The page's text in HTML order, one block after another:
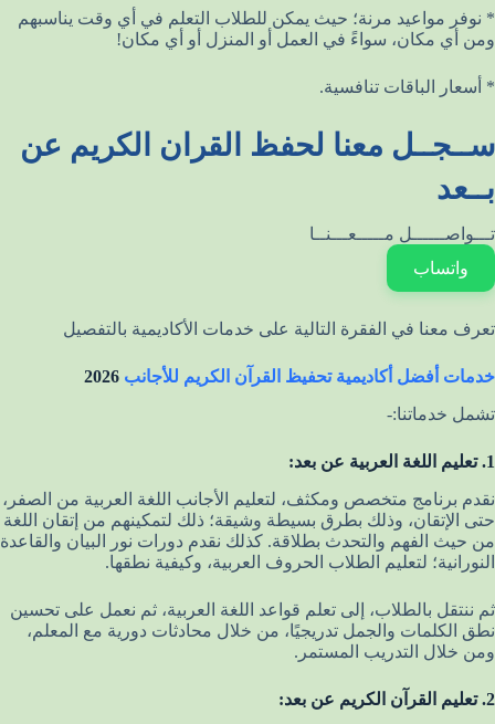
* نوفر مواعيد مرنة؛ حيث يمكن للطلاب التعلم في أي وقت يناسبهم
ومن أي مكان، سواءً في العمل أو المنزل أو أي مكان!
* أسعار الباقات تنافسية.
ســجــل معنا لحفظ القران الكريم عن
بــعد
تـــواصــــــل مـــــعـــنــا
واتساب
تعرف معنا في الفقرة التالية على خدمات الأكاديمية بالتفصيل
خدمات أفضل أكاديمية تحفيظ القرآن الكريم للأجانب
تشمل خدماتنا:-
1. تعليم اللغة العربية عن بعد:
نقدم برنامج متخصص ومكثف، لتعليم الأجانب اللغة العربية من الصفر،
حتى الإتقان، وذلك بطرق بسيطة وشيقة؛ ذلك لتمكينهم من إتقان اللغة
من حيث الفهم والتحدث بطلاقة. كذلك نقدم دورات نور البيان والقاعدة
النورانية؛ لتعليم الطلاب الحروف العربية، وكيفية نطقها.
ثم ننتقل بالطلاب، إلى تعلم قواعد اللغة العربية، ثم نعمل على تحسين
نطق الكلمات والجمل تدريجيًا، من خلال محادثات دورية مع المعلم،
ومن خلال التدريب المستمر.
2. تعليم القرآن الكريم عن بعد: